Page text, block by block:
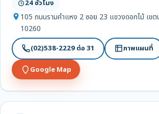
24 ชั่วโมง
105 ถนนรามคำแหง 2 ซอย 23 แขวงดอกไม้ เขต
10260
(02)538-2229 ต่อ 31 ภาพแผนที่
Google Map